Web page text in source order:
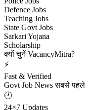
Defence Jobs
Teaching Jobs
State Govt Jobs
Sarkari Yojana
Scholarship
क्यों चुनें VacancyMitra?
⚡
Fast & Verified
Govt Job News सबसे पहले
🕐
24×7 Updates